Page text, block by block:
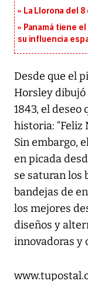
La Llorona del
Panamá tiene
su influencia
Desde que el
Horsley
1843, el
historia: “Feliz
Sin embargo,
en picada
se saturan los
bandejas de
los mejores
diseños y
innovadoras y